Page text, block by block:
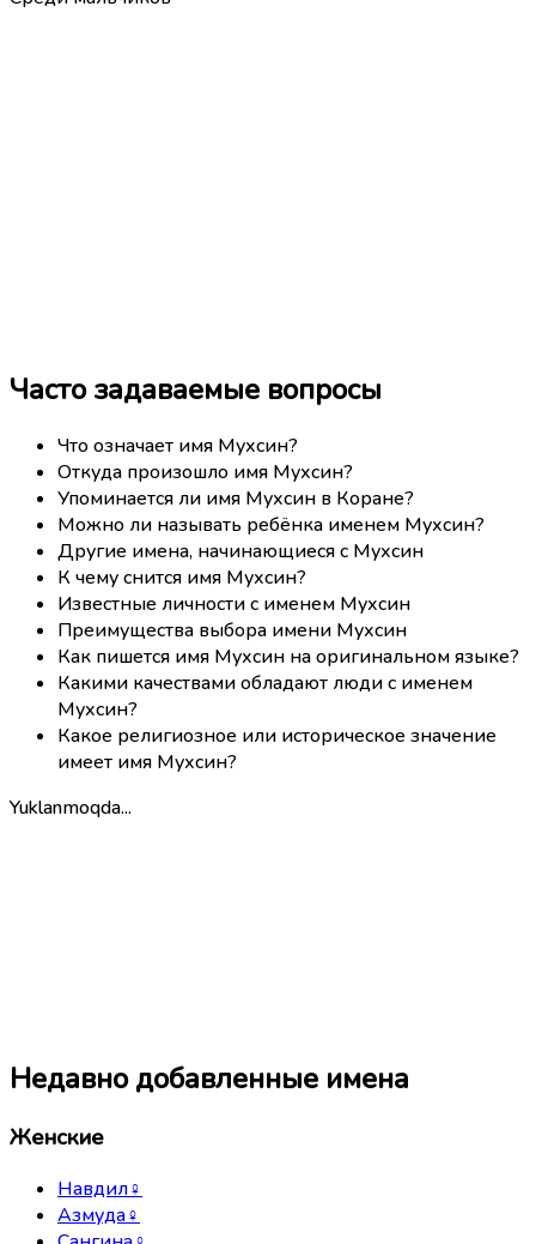
Часто задаваемые вопросы
Что означает имя Мухсин?
Откуда произошло имя Мухсин?
Упоминается ли имя Мухсин в Коране?
Можно ли называть ребёнка именем Мухсин?
Другие имена, начинающиеся с Мухсин
К чему снится имя Мухсин?
Известные личности с именем Мухсин
Преимущества выбора имени Мухсин
Как пишется имя Мухсин на оригинальном языке?
Какими качествами обладают люди с именем
Мухсин?
Какое религиозное или историческое значение
имеет имя Мухсин?
Yuklanmoqda...
Недавно добавленные имена
Женские
Навдил♀
Азмуда♀